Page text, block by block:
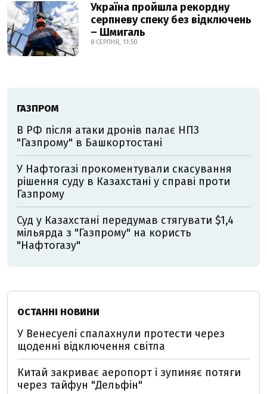
Україна пройшла рекордну
серпневу спеку без відключень
– Шмигаль
8 СЕРПНЯ, 11:50
ГАЗПРОМ
В РФ після атаки дронів палає НПЗ
"Газпрому" в Башкортостані
У Нафтогазі прокоментували скасування
рішення суду в Казахстані у справі проти
Газпрому
Суд у Казахстані передумав стягувати $1,4
мільярда з "Газпрому" на користь
"Нафтогазу"
ОСТАННІ НОВИНИ
У Венесуелі спалахнули протести через
щоденні відключення світла
Китай закриває аеропорт і зупиняє потяги
через тайфун "Дельфін"